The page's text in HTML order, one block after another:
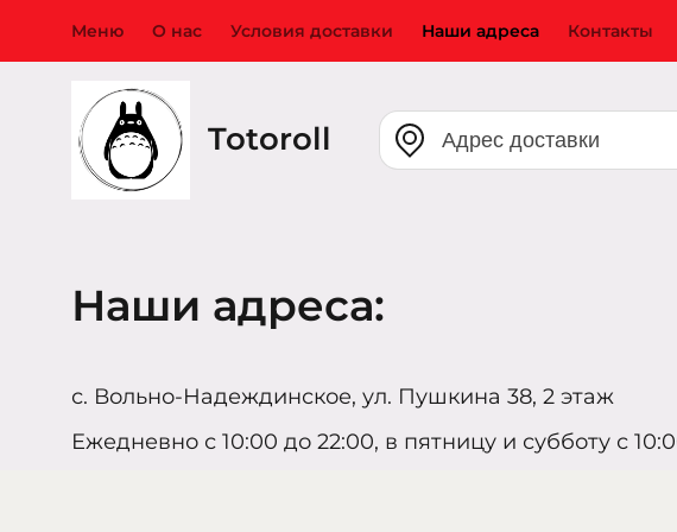
Меню О нас Условия доставки Наши адреса Контакты
Totoroll
Наши адреса:
с. Вольно-Надеждинское, ул. Пушкина 38, 2 этаж
Ежедневно с 10:00 до 22:00, в пятницу и субботу с